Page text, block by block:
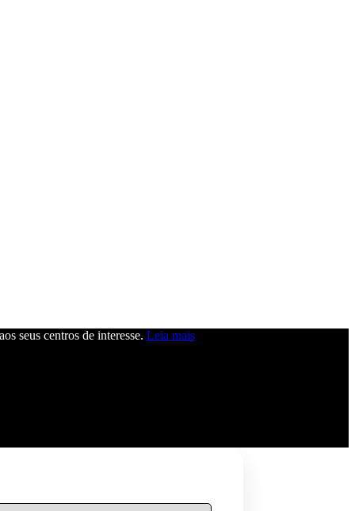
seus centros de interesse. Leia mais